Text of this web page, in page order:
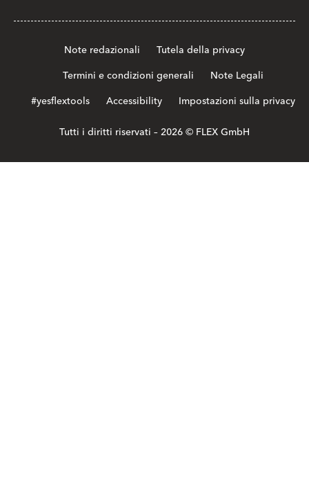
Note redazionali
Tutela della privacy
Termini e condizioni generali
Note Legali
#yesflextools
Accessibility
Impostazioni sulla privacy
Tutti i diritti riservati – 2026 © FLEX GmbH